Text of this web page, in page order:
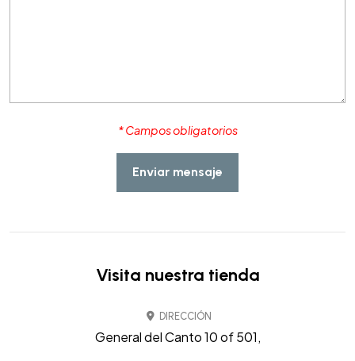
* Campos obligatorios
Visita nuestra tienda
DIRECCIÓN
General del Canto 10 of 501,